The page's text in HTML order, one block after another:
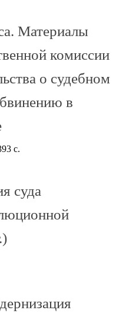
Материалы
комиссии
о судебном
в
с.
суда